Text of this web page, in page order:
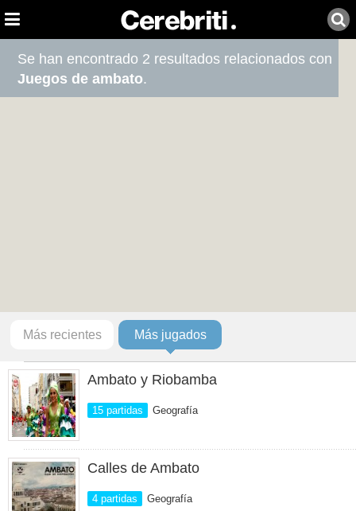
Se han encontrado 2 resultados relacionados con
Juegos de ambato.
Más recientes Más jugados
Ambato y Riobamba
15 partidas Geografía
Calles de Ambato
4 partidas Geografía